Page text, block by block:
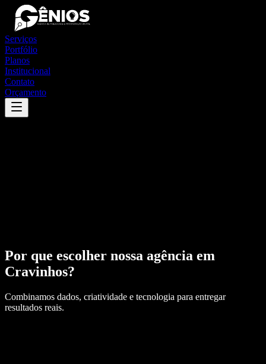
Serviços
Portfólio
Planos
Institucional
Contato
Orçamento
Por que escolher nossa agência em
Cravinhos?
Combinamos dados, criatividade e tecnologia para entregar
resultados reais.